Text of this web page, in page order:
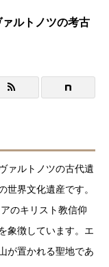
ルトノツの考古
ァルトノツの古代遺
世界文化遺産です。
のキリスト教信仰
象徴しています。エ
が置かれる聖地であ